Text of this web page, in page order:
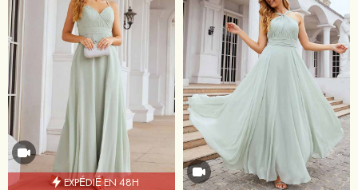
EXPÉDIÉ EN 48H